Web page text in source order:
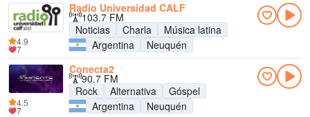
Radio Universidad CALF
103.7 FM
Noticias
Charla
Música latina
Argentina
Neuquén
4.9
7
Conecta2
90.7 FM
Rock
Alternativa
Góspel
Argentina
Neuquén
4.5
7